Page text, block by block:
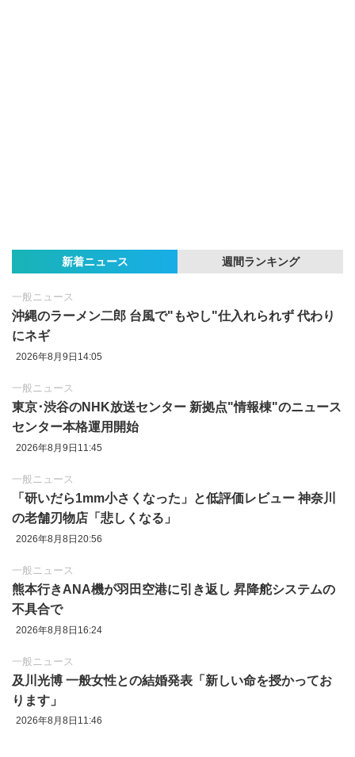
新着ニュース 週間ランキング
一般ニュース
沖縄のラーメン二郎 台風で"もやし"仕入れられず 代わり
にネギ
2026年8月9日14:05
一般ニュース
東京‪･‬渋谷のNHK放送センター 新拠点"情報棟"のニュース
センター本格運用開始
2026年8月9日11:45
一般ニュース
「研いだら1mm小さくなった」と低評価レビュー 神奈川
の老舗刃物店「悲しくなる」
2026年8月8日20:56
一般ニュース
熊本行きANA機が羽田空港に引き返し 昇降舵システムの
不具合で
2026年8月8日16:24
一般ニュース
及川光博 一般女性との結婚発表「新しい命を授かってお
ります」
2026年8月8日11:46